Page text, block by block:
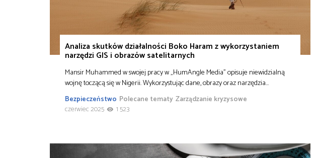
Analiza skutków działalności Boko Haram z wykorzystaniem
narzędzi GIS i obrazów satelitarnych
Mansir Muhammed w swojej pracy w „HumAngle Media” opisuje niewidzialną
wojnę toczącą się w Nigerii. Wykorzystując dane, obrazy oraz narzędzia…
Bezpieczeństwo Polecane tematy Zarządzanie kryzysowe
czerwiec 2025
1 523